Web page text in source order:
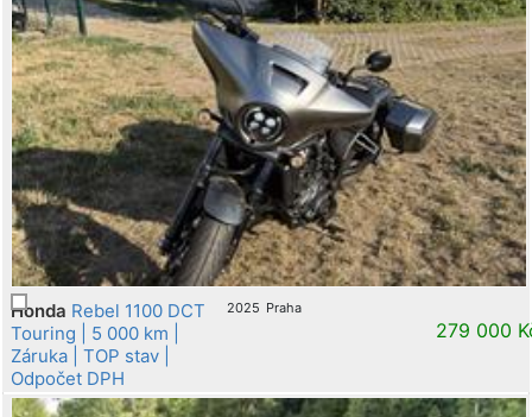
Honda Rebel 1100 DCT
Touring | 5 000 km |
Záruka | TOP stav |
Odpočet DPH
2025 Praha
279 000